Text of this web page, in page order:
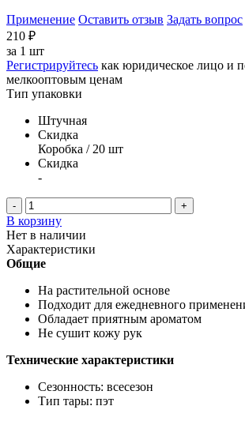
Применение Оставить отзыв Задать вопрос
210 ₽
за 1 шт
Регистрируйтесь как юридическое лицо и
мелкооптовым ценам
Тип упаковки
Штучная
Скидка
Коробка / 20 шт
Скидка
-
- +
В корзину
Нет в наличии
Характеристики
Общие
На растительной основе
Подходит для ежедневного
Обладает приятным ароматом
Не сушит кожу рук
Технические характеристики
Сезонность: всесезон
Тип тары: пэт